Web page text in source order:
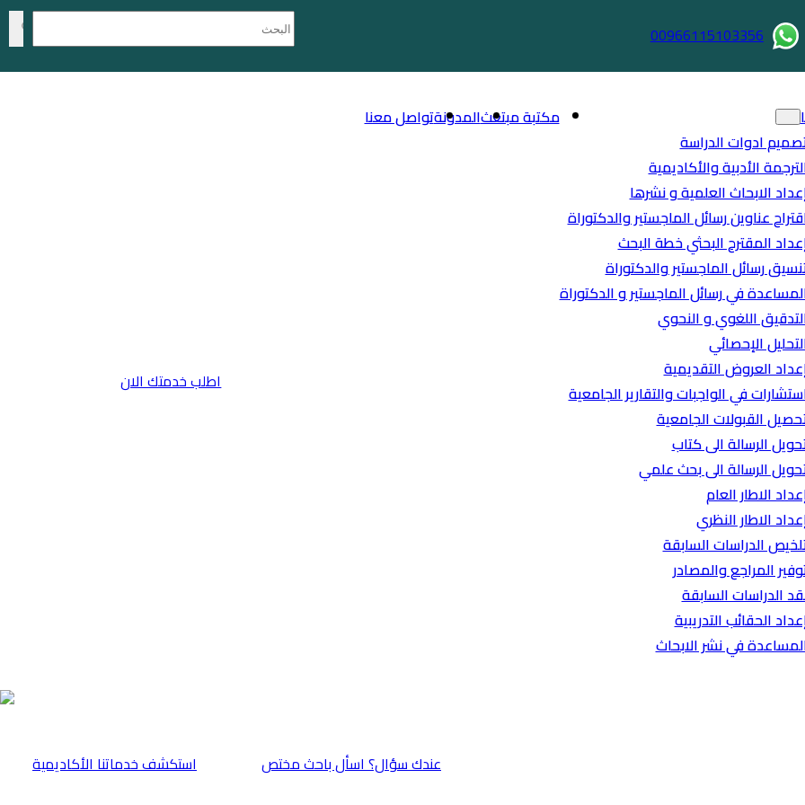
00966115103356
ادوات الدراسة
الأدبية والأكاديمية
الابحاث العلمية و نشرها
عناوين رسائل الماجستير والدكتوراة
المقترح البحثي خطة البحث
رسائل الماجستير والدكتوراة
في رسائل الماجستير و الدكتوراة
اللغوي و النحوي
الإحصائي
العروض التقديمية
في الواجبات والتقارير الجامعية
القبولات الجامعية
الرسالة الى كتاب
الرسالة الى بحث علمي
الاطار العام
الاطار النظري
الدراسات السابقة
المراجع والمصادر
الدراسات السابقة
الحقائب التدريبية
في نشر الابحاث
مكتبة مبتعثالمدونةتواصل معنا
اطلب خدمتك الان
⁠استكشف خدماتنا الأكاديمية عندك سؤال؟ اسأل باحث مختص